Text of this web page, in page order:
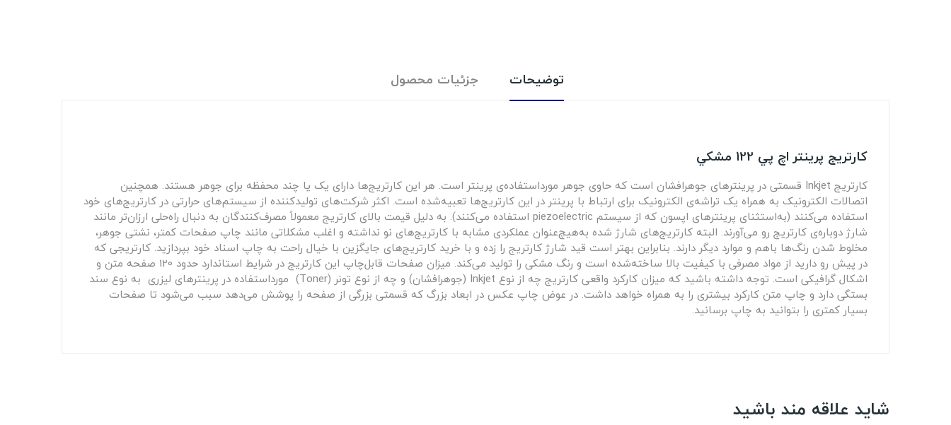
توضیحات جزئیات محصول
کارتريج پرينتر اچ پي 122 مشکي
کارتریج Inkjet قسمتی در پرینترهای جوهرافشان است که حاوی جوهر مورداستفاده‌ی پرینتر است. هر این کارتریج‌ها دارای یک یا چند محفظه برای جوهر هستند. همچنین
اتصالات الکترونیک به همراه یک تراشه‌ی الکترونیک برای ارتباط با پرینتر در این کارتریج‌ها تعبیه‌شده است. اکثر شرکت‌های تولیدکننده از سیستم‌های حرارتی در کارتریج‌های خود
استفاده می‌کنند (به‌استثنای پرینترهای اپسون که از سیستم piezoelectric استفاده می‌کنند). به دلیل قیمت بالای کارتریج معمولاً مصرف‌کنندگان به دنبال راه‌حلی ارزان‌تر مانند
شارژ دوباره‌ی کارتریج رو می‌آورند. البته کارتریج‌های شارژ شده به‌هیچ‌عنوان عملکردی مشابه با کارتریج‌های نو نداشته و اغلب مشکلاتی مانند چاپ صفحات کمتر، نشتی جوهر،
مخلوط شدن رنگ‌ها باهم و موارد دیگر دارند. بنابراین بهتر است قید شارژ کارتریج را زده و با خرید کارتریج‌های جایگزین با خیال راحت به چاپ اسناد خود بپردازید. کارتریجی که
در پیش رو دارید از مواد مصرفی با کیفیت بالا ساخته‌شده است و رنگ مشکی را تولید می‌کند. میزان صفحات قابل‌چاپ این کارتریج در شرایط استاندارد حدود 120 صفحه متن و
اشکال گرافیکی است. توجه داشته باشید که میزان کارکرد واقعی کارتریج‌ چه از نوع Inkjet (جوهرافشان) و چه از نوع تونر (Toner) مورداستفاده در پرینترهای لیزری به نوع سند
بستگی دارد و چاپ متن کارکرد بیشتری را به همراه خواهد داشت. در عوض چاپ عکس در ابعاد بزرگ که قسمتی بزرگی از صفحه‌ را پوشش می‌دهد سبب می‌شود تا صفحات
بسیار کمتری را بتوانید به چاپ برسانید.
شاید علاقه مند باشید